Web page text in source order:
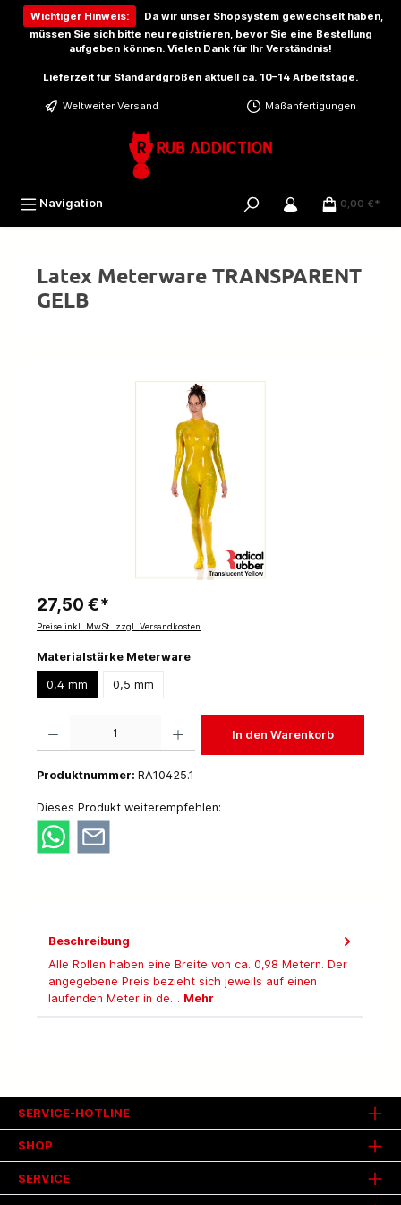
springen
Wichtiger Hinweis:
Da wir unser Shopsystem gewechselt haben,
müssen Sie sich bitte neu registrieren, bevor Sie eine Bestellung
aufgeben können. Vielen Dank für Ihr Verständnis!
Lieferzeit für Standardgrößen aktuell ca. 10–14 Arbeitstage.
Weltweiter Versand Maßanfertigungen
Navigation 0,00 €*
Latex Meterware TRANSPARENT
GELB
27,50 €*
Preise inkl. MwSt. zzgl. Versandkosten
Materialstärke Meterware
0,4 mm 0,5 mm
In den Warenkorb
Produktnummer: RA10425.1
Dieses Produkt weiterempfehlen:
Beschreibung
Alle Rollen haben eine Breite von ca. 0,98 Metern. Der
angegebene Preis bezieht sich jeweils auf einen
laufenden Meter in de… Mehr
SHOP
SERVICE
SERVICE-HOTLINE